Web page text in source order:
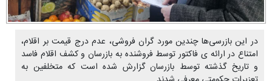
در این بازرسی‌ها چندین مورد گران فروشی، عدم درج قیمت بر اقلام،
امتناع در ارائه ی فاکتور توسط فروشنده به بازرسان و کشف اقلام فاسد
و تاریخ گذشته توسط بازرسان گزارش شده است که متخلفین به